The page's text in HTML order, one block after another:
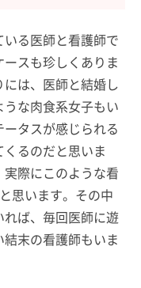
る医師と看護師で
スも珍しくありま
は、医師と結婚し
な肉食系女子もい
タスが感じられる
るのだと思いま
際にこのような看
思います。その中
ば、毎回医師に遊
末の看護師もいま